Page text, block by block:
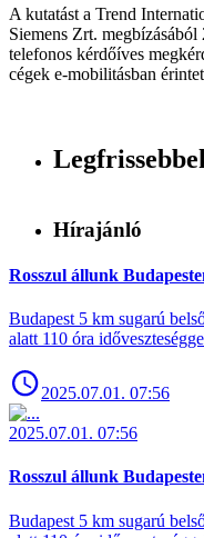
A kutatást a Trend
Siemens Zrt.
telefonos kérdőíves
cégek e-mobilitásban
Hírajánló
Rosszul állunk
Budapest 5 km sugarú
alatt 110 óra
2025.07.01. 07:56
2025.07.01. 07:56
Rosszul állunk
Budapest 5 km sugarú